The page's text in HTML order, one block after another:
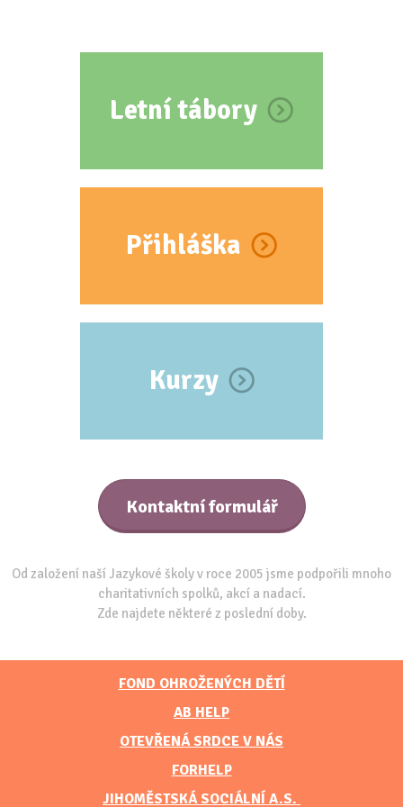
Letní tábory
Přihláška
Kurzy
Kontaktní formulář
Od založení naší Jazykové školy v roce 2005 jsme podpořili mnoho
charitativních spolků, akcí a nadací.
Zde najdete některé z poslední doby.
FOND OHROŽENÝCH DĚTÍ
AB HELP
OTEVŘENÁ SRDCE V NÁS
FORHELP
JIHOMĚSTSKÁ SOCIÁLNÍ A.S.